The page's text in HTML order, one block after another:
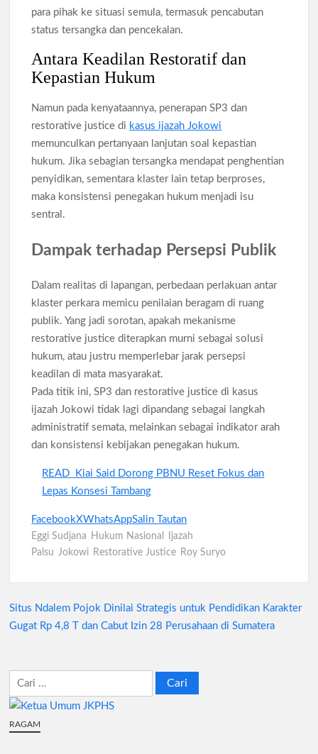
para pihak ke situasi semula, termasuk pencabutan
status tersangka dan pencekalan.
Antara Keadilan Restoratif dan
Kepastian Hukum
Namun pada kenyataannya, penerapan SP3 dan
restorative justice di kasus ijazah Jokowi
memunculkan pertanyaan lanjutan soal kepastian
hukum. Jika sebagian tersangka mendapat penghentian
penyidikan, sementara klaster lain tetap berproses,
maka konsistensi penegakan hukum menjadi isu
sentral.
Dampak terhadap Persepsi Publik
Dalam realitas di lapangan, perbedaan perlakuan antar
klaster perkara memicu penilaian beragam di ruang
publik. Yang jadi sorotan, apakah mekanisme
restorative justice diterapkan murni sebagai solusi
hukum, atau justru memperlebar jarak persepsi
keadilan di mata masyarakat.
Pada titik ini, SP3 dan restorative justice di kasus
ijazah Jokowi tidak lagi dipandang sebagai langkah
administratif semata, melainkan sebagai indikator arah
dan konsistensi kebijakan penegakan hukum.
READ
Kiai Said Dorong PBNU Reset Fokus dan
Lepas Konsesi Tambang
FacebookXWhatsAppSalin Tautan
Eggi Sudjana Hukum Nasional
Ijazah
Palsu Jokowi Restorative Justice Roy Suryo
Navigasi
Situs Ndalem Pojok Dinilai Strategis untuk Pendidikan Karakter
Gugat Rp 4,8 T dan Cabut Izin 28 Perusahaan di Sumatera
Cari
untuk:
RAGAM